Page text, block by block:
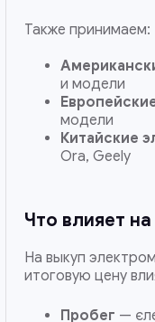
Также принимаем:
и модели
модели
Китайские
Ora, Geely
Что влияет
На выкуп
итоговую цену
Пробег —